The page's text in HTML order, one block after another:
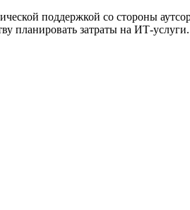
поддержкой со стороны
планировать затраты на ИТ-услуги.